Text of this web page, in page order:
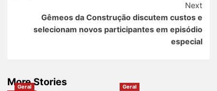
Next
Gêmeos da Construção discutem custos e
selecionam novos participantes em episódio
especial
More Stories
Geral Geral